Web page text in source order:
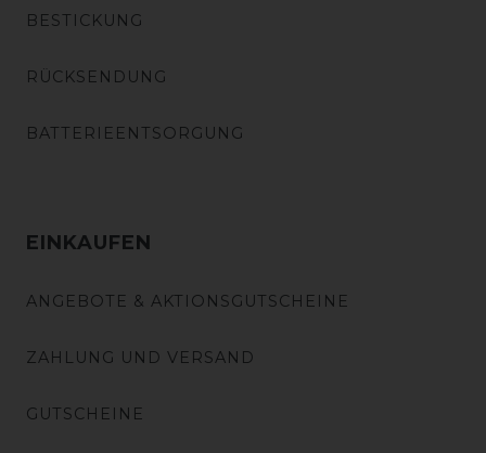
BESTICKUNG
RÜCKSENDUNG
BATTERIEENTSORGUNG
EINKAUFEN
ANGEBOTE & AKTIONSGUTSCHEINE
ZAHLUNG UND VERSAND
GUTSCHEINE